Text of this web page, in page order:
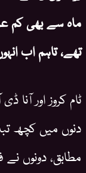
ماہ سے بھی
تھے، تاہم اب
ٹام کروز اور
دنوں میں کچھ
مطابق، دونوں